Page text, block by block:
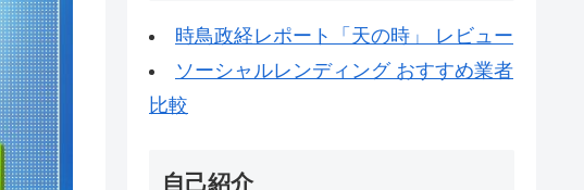
時鳥政経レポート「天の時」 レビュー
ソーシャルレンディング おすすめ業者
比較
自己紹介